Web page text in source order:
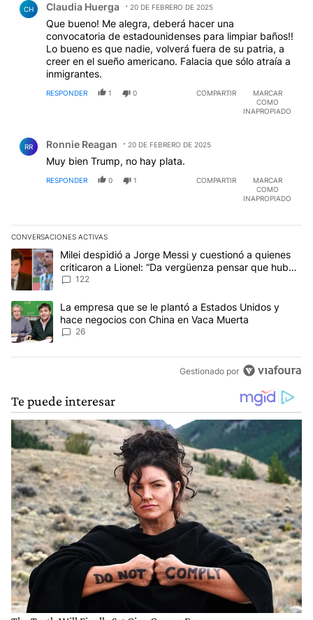
CH Claudia Huerga 20 DE FEBRERO DE 2025
Que bueno! Me alegra, deberá hacer una
convocatoria de estadounidenses para limpiar baños!!
Lo bueno es que nadie, volverá fuera de su patria, a
creer en el sueño americano. Falacia que sólo atraía a
inmigrantes.
RESPONDER 1 0 COMPARTIR
MARCAR
COMO
INAPROPIADO
RR Ronnie Reagan 20 DE FEBRERO DE 2025
Muy bien Trump, no hay plata.
RESPONDER 0 1 COMPARTIR
MARCAR
COMO
INAPROPIADO
CONVERSACIONES ACTIVAS
Este listado muestra los artículos con más comentarios en los
Un artículo de tendencia con el título "Milei despidió a Jorge
Milei despidió a Jorge Messi y cuestionó a quienes
criticaron a Lionel: “Da vergüenza pensar que hubo
anti-Messi”
122
Un artículo de tendencia con el título "La empresa que se le
La empresa que se le plantó a Estados Unidos y
hace negocios con China en Vaca Muerta
26
Gestionado por